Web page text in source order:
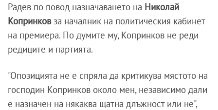
Радев по повод назначаването на Николай
Копринковза началник на политическия кабинет
на премиера. По думите му, Копринков не реди
редиците и партията.
"Опозицията не е спряла да критикува мястото на
господин Копринков около мен, независимо дали
е назначен на някаква щатна длъжност или не",